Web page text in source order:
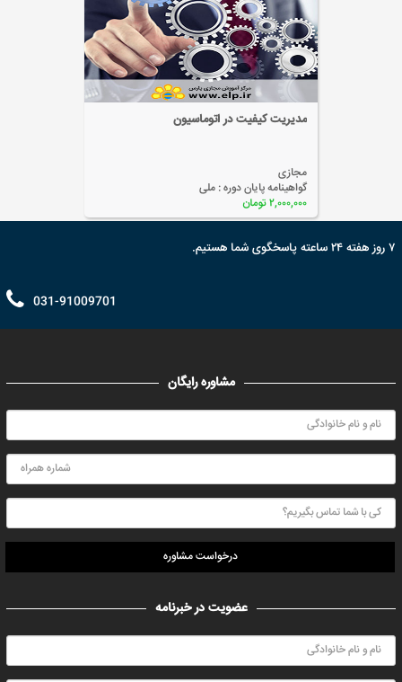
مدیریت کیفیت در اتوماسیون
مجازی
گواهینامه پایان دوره : ملی
۲,۰۰۰,۰۰۰ تومان
۷ روز هفته ۲۴ ساعته پاسخگوی شما هستیم.
031-91009701
مشاوره رایگان
درخواست مشاوره
عضویت در خبرنامه